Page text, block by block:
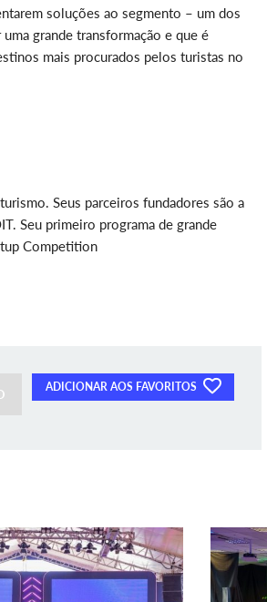
soluções ao segmento – um dos
uma grande transformação e que é
mais procurados pelos turistas no
Seus parceiros fundadores são a
Seu primeiro programa de grande
Competition
ADICIONAR AOS FAVORITOS